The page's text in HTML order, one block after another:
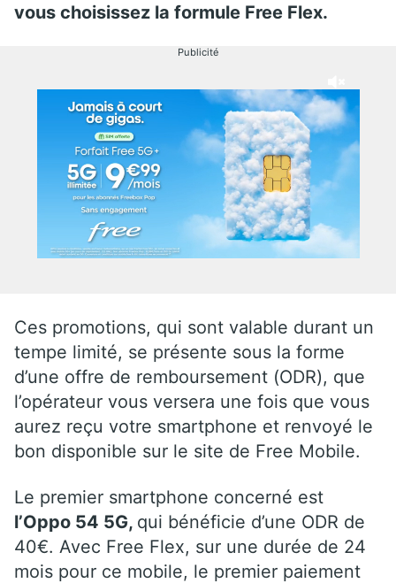
vous choisissez la formule Free Flex.
Publicité
Ces promotions, qui sont valable durant un
tempe limité, se présente sous la forme
d’une offre de remboursement (ODR), que
l’opérateur vous versera une fois que vous
aurez reçu votre smartphone et renvoyé le
bon disponible sur le site de Free Mobile.
Le premier smartphone concerné est
l’Oppo 54 5G, qui bénéficie d’une ODR de
40€. Avec Free Flex, sur une durée de 24
mois pour ce mobile, le premier paiement